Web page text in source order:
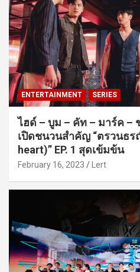
ENTERTAINMENT SERIES
ไฮด์ – บูม – คัท – มาร์ค –
เปิดชนวนสำคัญ “ตรวนธร
heart)” EP. 1 สุดเข้มข้น
February 16, 2023 Lert